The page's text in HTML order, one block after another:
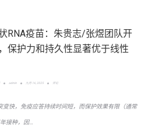
RNA疫苗：朱贵志/张煜团队开
保护力和持久性显著优于线性
admin 九月 16, 2025 评论
变快，免疫应答持续时间短，而保护效果有限（通常
接种，因…